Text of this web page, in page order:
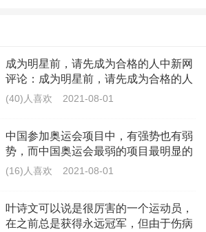
后，是可以设定年龄上下限的。
原因
需要大强度训练，对于正在发育中
体不友好，不人道，所以经常会设
比较好理解的。比如体操运动，体
龄下限是十六岁，十六岁以下的运
会体操项目，当然。十六岁肯定把
时间包括进去了，毕竟奥运会在国
成为明星前，请先成为合格的人中新网
评论：成为明星前，请先成为合格的人
本文转自【中国新闻网】；【成为明星
被依法
(40)人喜欢 2021-08-01
中国参加奥运会项目中，有强势也有弱
势，而中国奥运会最弱的项目最明显的
就是足球，这个项目我们总是很难得获
(16)人喜欢 2021-08-01
叶诗文可以说是很厉害的一个运动员，
在之前总是获得永远冠军，但由于伤病